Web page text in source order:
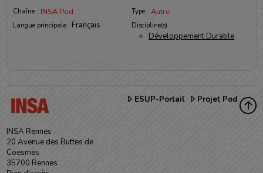
Chaîne : INSA Pod Type : Autre
Langue principale : Français Discipline(s) :
Développement Durable
INSA Rennes
20 Avenue des Buttes de
Coesmes
35700 Rennes
ESUP-Portail Projet Pod